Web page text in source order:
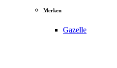
Merken
Gazelle